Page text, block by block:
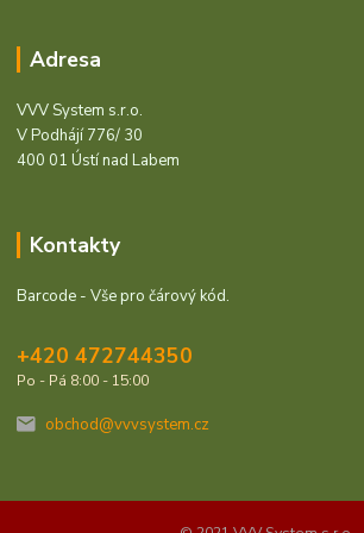
Adresa
VVV System s.r.o.
V Podhájí 776/ 30
400 01 Ústí nad Labem
Kontakty
Barcode - Vše pro čárový kód.
+420 472744350
Po - Pá 8:00 - 15:00
obchod@vvvsystem.cz